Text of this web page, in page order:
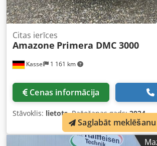
Kassel 1 161 km
Citas ierīces
Amazone Primera DMC 3000
Cenas informācija
Stāvoklis: lietots, Ražošanas gads:2024,
Saglabāt meklēšanu